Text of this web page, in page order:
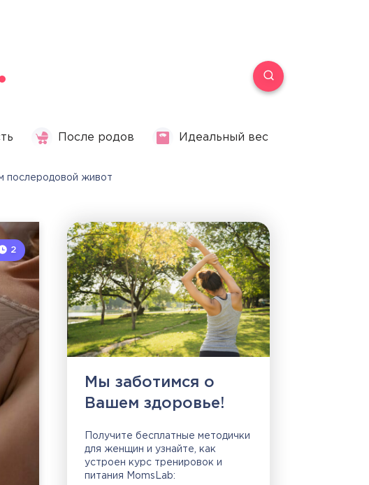
После родов Идеальный вес
послеродовой живот
2
Мы заботимся о
Вашем здоровье!
Получите бесплатные методички
для женщин и узнайте, как
устроен курс тренировок и
питания MomsLab: